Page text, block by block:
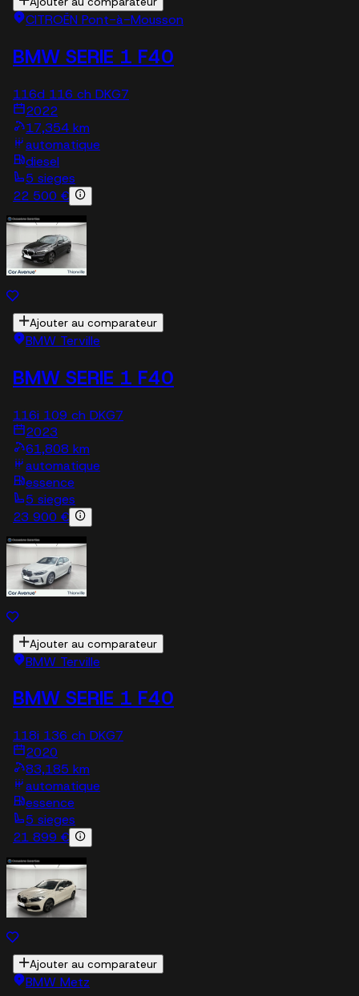
CITROËN Pont-à-Mousson
BMW SERIE 1 F40
116d 116 ch DKG7
2022
17,354 km
automatique
diesel
5 sieges
22 500 €
Ajouter au comparateur
BMW Terville
BMW SERIE 1 F40
116i 109 ch DKG7
2023
61,808 km
automatique
essence
5 sieges
23 900 €
Ajouter au comparateur
BMW Terville
BMW SERIE 1 F40
118i 136 ch DKG7
2020
83,185 km
automatique
essence
5 sieges
21 899 €
Ajouter au comparateur
BMW Metz